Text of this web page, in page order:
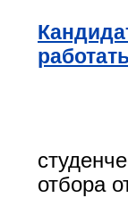
отбора